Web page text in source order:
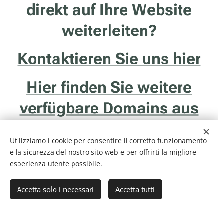
direkt auf Ihre Website
weiterleiten?
Kontaktieren Sie uns hier
Hier finden Sie weitere
verfügbare Domains aus
Internethotel.it è un servizio della ditta Francesco Solidoro - Via delle
Ghiaie, 20/1 - 38122 - Trento (TN) - P.I. 01043510229
Utilizziamo i cookie per consentire il corretto funzionamento
e la sicurezza del nostro sito web e per offrirti la migliore
esperienza utente possibile.
Accetta solo i necessari Accetta tutti